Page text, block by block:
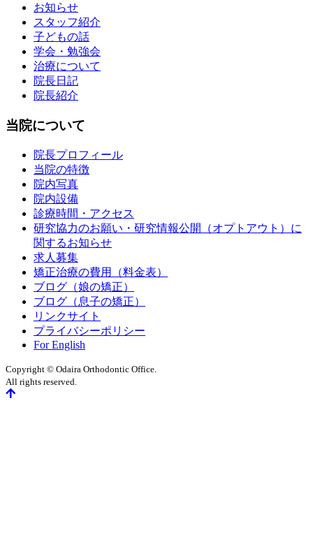
お知らせ
スタッフ紹介
子どもの話
学会・勉強会
治療について
院長日記
院長紹介
当院について
院長プロフィール
当院の特徴
院内写真
院内設備
診療時間・アクセス
研究協力のお願い・研究情報公開（オプトアウト）に
関するお知らせ
求人募集
矯正治療の費用（料金表）
ブログ（娘の矯正）
ブログ（息子の矯正）
リンクサイト
プライバシーポリシー
For English
Copyright © Odaira Orthodontic Office.
All rights reserved.